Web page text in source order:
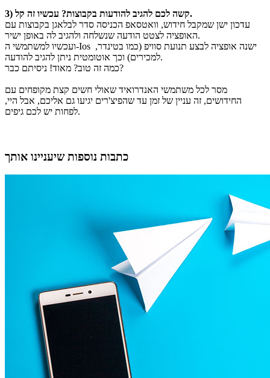
3) קשה לכם להגיב להודעות בקבוצות? עכשיו זה קל.
עדכון ישן שמקבל חידוש, וואטסאפ הכניסה סדר לבלאגן בקבוצות עם
האופציה לצטט הודעה שנשלחה ולהגיב לה באופן ישיר.
ועכשיו למשתמשי ה-Ios ישנה אופציה לבצע תנועת סוויפ (כמו בטינדר,
למכירים) וכך אוטומטית ניתן להגיב להודעה.
כמה זה טוב? מאוד! ניסיתם כבר?
מסר לכל משתמשי האנדרואיד שאולי חשים קצת מקופחים עם
החידושים, זה עניין של זמן עד שהפיצ'רים יגיעו גם אליכם, אבל היי,
לפחות יש לכם גיפים.
כתבות נוספות שיעניינו אותך